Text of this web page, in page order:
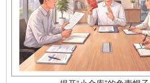
揭开“小金库”的免责幌子